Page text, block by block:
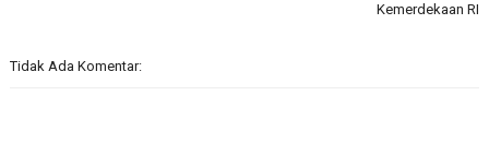
Kemerdekaan RI
Tidak Ada Komentar: